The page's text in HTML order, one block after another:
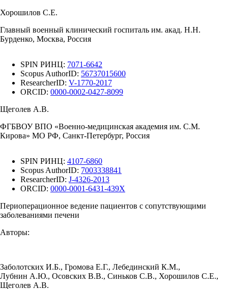
Хорошилов С.Е.
Главный военный клинический госпиталь им. акад. Н.Н.
Бурденко, Москва, Россия
SPIN РИНЦ: 7071-6642
Scopus AuthorID: 56737015600
ResearcherID: V-1770-2017
ORCID: 0000-0002-0427-8099
Щеголев А.В.
ФГБВОУ ВПО «Военно-медицинская академия им. С.М.
Кирова» МО РФ, Санкт-Петербург, Россия
SPIN РИНЦ: 4107-6860
Scopus AuthorID: 7003338841
ResearcherID: J-4326-2013
ORCID: 0000-0001-6431-439X
Периоперационное ведение пациентов с сопутствующими
заболеваниями печени
Авторы:
Заболотских И.Б., Громова Е.Г., Лебединский К.М.,
Лубнин А.Ю., Осовских В.В., Синьков С.В., Хорошилов С.Е.,
Щеголев А.В.